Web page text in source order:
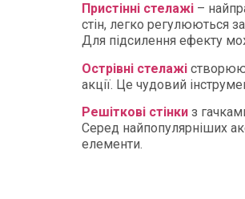
Пристінні стелажі –
стін, легко регулюються
Для підсилення ефекту
Острівні стелажі
акції. Це чудовий
Решіткові стінки з
Серед найпопулярніших
елементи.